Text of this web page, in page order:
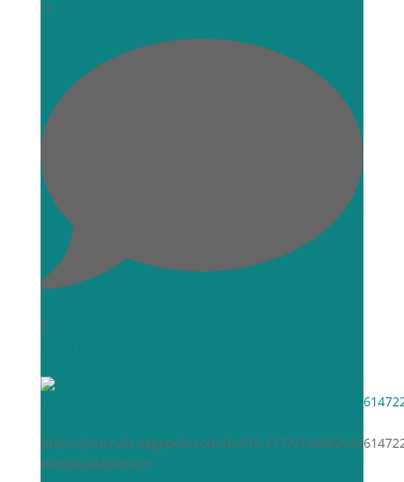
17
2
https://journals.sagepub.com/doi/10.1177/
#etudeallaitement